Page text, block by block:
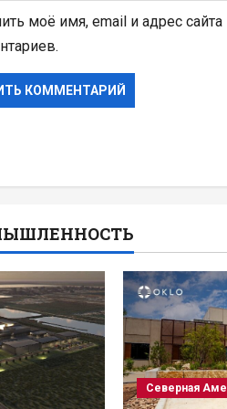
моё имя, email и адрес
Северная